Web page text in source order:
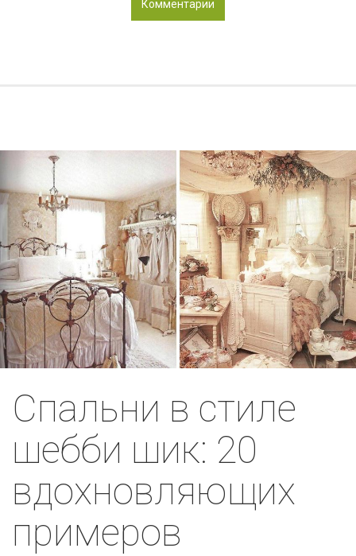
Комментарии
Спальни в стиле
шебби шик: 20
вдохновляющих
примеров